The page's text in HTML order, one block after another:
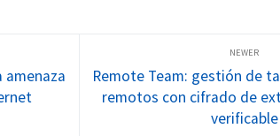
impulsada por
artificial.
utilizadas
servidores
gracias a
eficiencia.
amenaza
Remote Team: gestión de
remotos con cifrado de
verificable